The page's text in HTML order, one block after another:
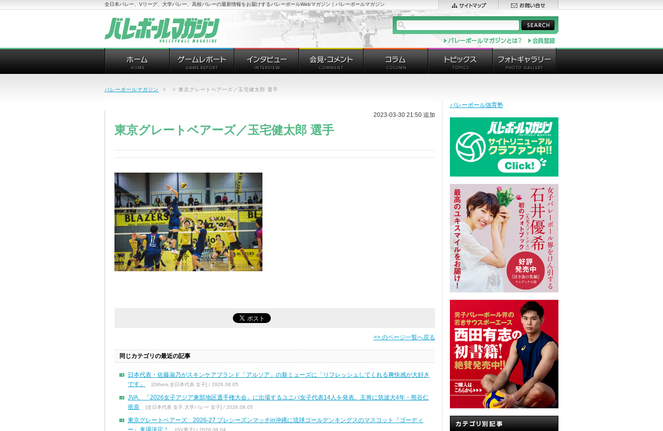
全日本バレー、Vリーグ、大学バレー、高校バレーの最新情報をお届けするバレーボールWebマガジン｜バレーボールマガジン
バレーボールマガジン > > 東京グレートベアーズ／玉宅健太郎 選手
2023-03-30 21:50 追加
東京グレートベアーズ／玉宅健太郎 選手
>> のページ一覧へ戻る
同じカテゴリの最近の記事
日本代表・佐藤淑乃がスキンケアブランド「アルソア」の新ミューズに「リフレッシュしてくれる爽快感が大好き
です」
[Others,全日本代表 女子] / 2026.08.05
JVA、「2026女子アジア東部地区選手権大会」に出場するユニバ女子代表14人を発表。主将に筑波大4年・熊谷仁
依奈
[全日本代表 女子,大学バレー 女子] / 2026.08.05
東京グレートベアーズ 2026-27 プレシーズンマッチin沖縄に琉球ゴールデンキングスのマスコット『ゴーディ
ー』来場決定！
[SV男子] / 2026.08.04
バレーボール強育塾